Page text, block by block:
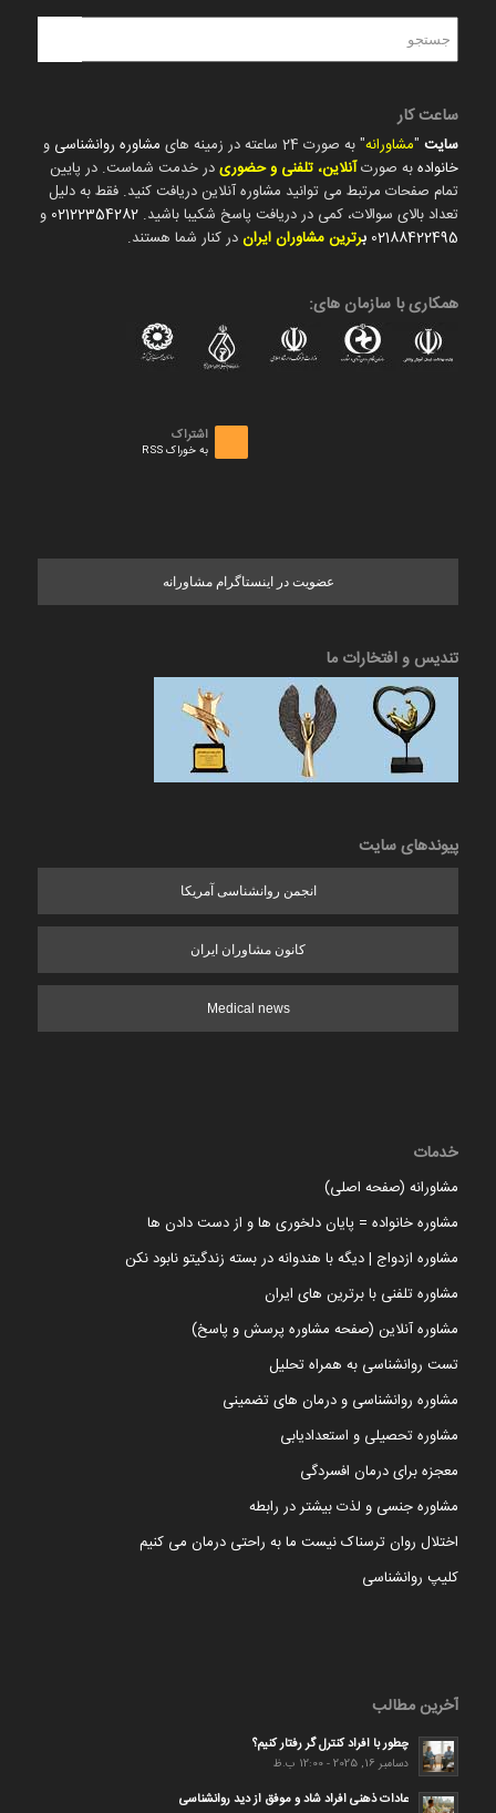
ساعت کار
سایت"مشاورانه" به صورت 24 ساعته در زمینه های مشاوره روانشناسی و
خانوادهبه صورتآنلاین، تلفنی و حضوریدر خدمت شماست. در پایین
تمام صفحات مرتبط می توانید مشاوره آنلاین دریافت کنید. فقط به دلیل
تعداد بالای سوالات، کمی در دریافت پاسخ شکیبا باشید. 02122354282 و
02188422495 برترین مشاوران ایراندر کنار شما هستند.
همکاری با سازمان های:
اشتراک
به خوراک RSS
عضویت در اینستاگرام مشاورانه
تندیس و افتخارات ما
پیوندهای سایت
انجمن روانشناسی آمریکا
کانون مشاوران ایران
Medical news
خدمات
مشاورانه (صفحه اصلی)
مشاوره خانواده = پایان دلخوری ها و از دست دادن ها
مشاوره ازدواج | دیگه با هندوانه در بسته زندگیتو نابود نکن
مشاوره تلفنی با برترین های ایران
مشاوره آنلاین (صفحه مشاوره پرسش و پاسخ)
تست روانشناسی به همراه تحلیل
مشاوره روانشناسی و درمان های تضمینی
مشاوره تحصیلی و استعدادیابی
معجزه برای درمان افسردگی
مشاوره جنسی و لذت بیشتر در رابطه
اختلال روان ترسناک نیست ما به راحتی درمان می کنیم
کلیپ روانشناسی
آخرین مطالب
چطور با افراد کنترل گر رفتار کنیم؟
دسامبر 16, 2025 - 12:00 ب.ظ
عادات ذهنی افراد شاد و موفق از دید روانشناسی